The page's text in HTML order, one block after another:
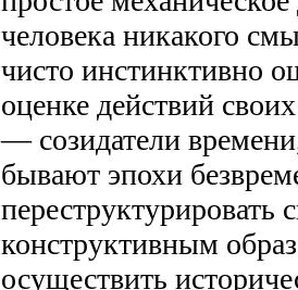
человека никакого
чисто инстинктивно
оценке действий
— созидатели
бывают эпохи
переструктурировать
конструктивным
осуществить